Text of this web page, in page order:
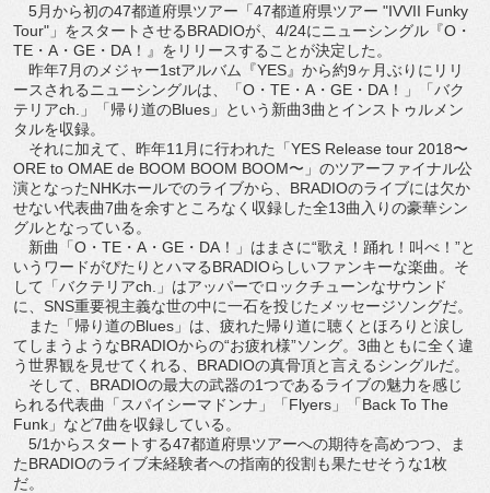
5月から初の47都道府県ツアー「47都道府県ツアー "IVVII Funky
Tour"」をスタートさせるBRADIOが、4/24にニューシングル『O・
TE・A・GE・DA！』をリリースすることが決定した。
昨年7月のメジャー1stアルバム『YES』から約9ヶ月ぶりにリリ
ースされるニューシングルは、「O・TE・A・GE・DA！」「バク
テリアch.」「帰り道のBlues」という新曲3曲とインストゥルメン
タルを収録。
それに加えて、昨年11月に行われた「YES Release tour 2018〜
ORE to OMAE de BOOM BOOM BOOM〜」のツアーファイナル公
演となったNHKホールでのライブから、BRADIOのライブには欠か
せない代表曲7曲を余すところなく収録した全13曲入りの豪華シン
グルとなっている。
新曲「O・TE・A・GE・DA！」はまさに“歌え！踊れ！叫べ！”と
いうワードがぴたりとハマるBRADIOらしいファンキーな楽曲。そ
して「バクテリアch.」はアッパーでロックチューンなサウンド
に、SNS重要視主義な世の中に一石を投じたメッセージソングだ。
また「帰り道のBlues」は、疲れた帰り道に聴くとほろりと涙し
てしまうようなBRADIOからの“お疲れ様”ソング。3曲ともに全く違
う世界観を見せてくれる、BRADIOの真骨頂と言えるシングルだ。
そして、BRADIOの最大の武器の1つであるライブの魅力を感じ
られる代表曲「スパイシーマドンナ」「Flyers」「Back To The
Funk」など7曲を収録している。
5/1からスタートする47都道府県ツアーへの期待を高めつつ、ま
たBRADIOのライブ未経験者への指南的役割も果たせそうな1枚
だ。